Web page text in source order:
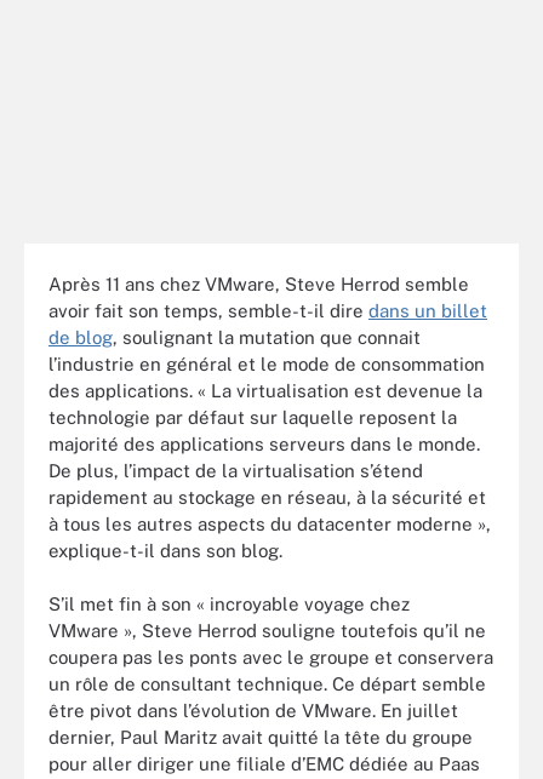
Après 11 ans chez VMware, Steve Herrod semble
avoir fait son temps, semble-t-il dire dans un billet
de blog, soulignant la mutation que connait
l’industrie en général et le mode de consommation
des applications. « La virtualisation est devenue la
technologie par défaut sur laquelle reposent la
majorité des applications serveurs dans le monde.
De plus, l’impact de la virtualisation s’étend
rapidement au stockage en réseau, à la sécurité et
à tous les autres aspects du datacenter moderne »,
explique-t-il dans son blog.
S’il met fin à son « incroyable voyage chez
VMware », Steve Herrod souligne toutefois qu’il ne
coupera pas les ponts avec le groupe et conservera
un rôle de consultant technique. Ce départ semble
être pivot dans l’évolution de VMware. En juillet
dernier, Paul Maritz avait quitté la tête du groupe
pour aller diriger une filiale d’EMC dédiée au Paas